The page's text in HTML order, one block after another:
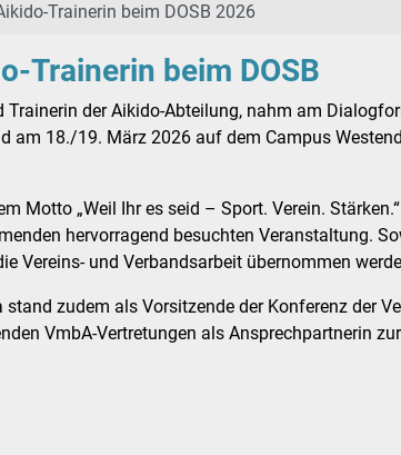
Trainerin beim DOSB 2026
Trainerin beim DOSB
der Aikido-Abteilung, nahm am
am 18./19. März 2026 auf dem Campus
Motto „Weil Ihr es seid – Sport. Verein.
hervorragend besuchten Veranstaltung.
Vereins- und Verbandsarbeit übernommen
stand zudem als Vorsitzende der Konferenz der
VmbA-Vertretungen als Ansprechpartnerin